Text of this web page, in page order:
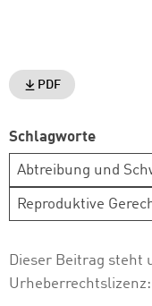
PDF
Schlagworte
Abtreibung und
Reproduktive
Dieser Beitrag steht
Urheberrechtslizenz: